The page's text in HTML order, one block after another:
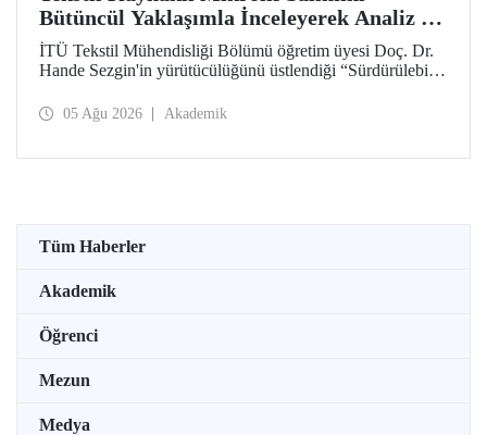
Bütüncül Yaklaşımla İnceleyerek Analiz ve
Azaltım Stratejileri Geliştirecek Projeye
TÜBİTAK Desteği
İTÜ Tekstil Mühendisliği Bölümü öğretim üyesi Doç. Dr.
Hande Sezgin'in yürütücülüğünü üstlendiği “Sürdürülebilir
Koşullarına Bağlı Mikrolif Salımı: Aşınma, UV Maruziyeti
05 Ağu 2026 Akademik
Tüm Haberler
Akademik
Öğrenci
Mezun
Medya